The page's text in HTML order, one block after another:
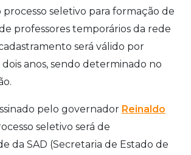
seletivo para formação de
professores temporários da rede
será válido por
anos, sendo determinado no
pelo governador Reinaldo
seletivo será de
da SAD (Secretaria de Estado de